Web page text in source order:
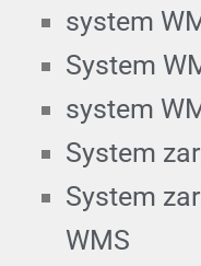
system
System
system
System
System
WMS